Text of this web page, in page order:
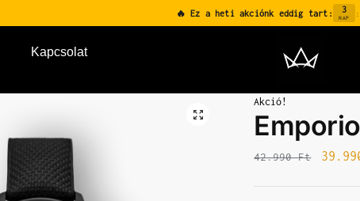
🔥 Ez a heti akciónk eddig tart: 3
NAP :
Kapcsolat
Akció!
42.990Ft